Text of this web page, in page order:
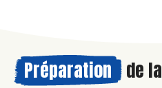
Préparation de la